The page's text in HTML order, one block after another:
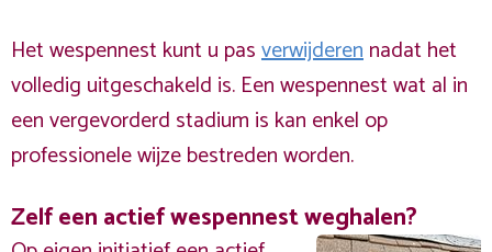
Het wespennest kunt u pasverwijderennadat het
volledig uitgeschakeld is. Een wespennest wat al in
een vergevorderd stadium is kan enkel op
professionele wijze bestreden worden.
Zelf een actief wespennest weghalen?